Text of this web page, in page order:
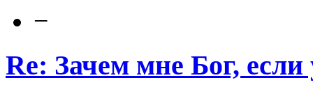
−
Re: Зачем мне Бог,